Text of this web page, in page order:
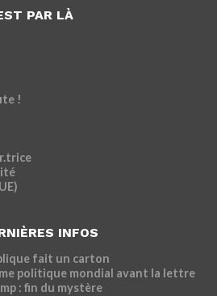
PAR LÀ
!
INFOS
fait un carton
politique mondial avant la lettre
: fin du mystère